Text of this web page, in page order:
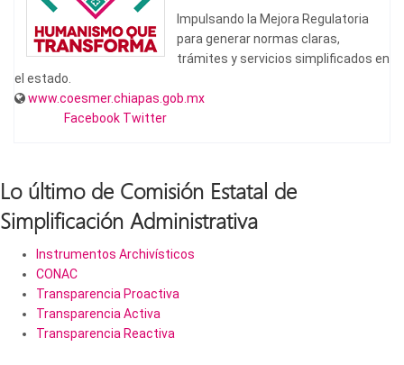
Impulsando la Mejora Regulatoria
para generar normas claras,
trámites y servicios simplificados en
el estado.
www.coesmer.chiapas.gob.mx
Facebook Twitter
Lo último de Comisión Estatal de
Simplificación Administrativa
Instrumentos Archivísticos
CONAC
Transparencia Proactiva
Transparencia Activa
Transparencia Reactiva